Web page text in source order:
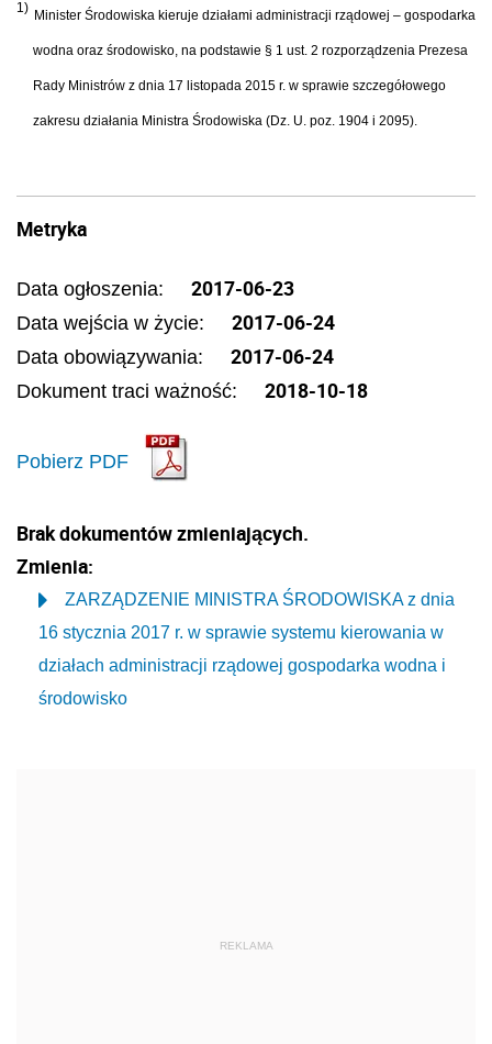
1) Minister Środowiska kieruje działami administracji rządowej – gospodarka
wodna oraz środowisko, na podstawie § 1 ust. 2 rozporządzenia Prezesa
Rady Ministrów z dnia 17 listopada 2015 r. w sprawie szczegółowego
zakresu działania Ministra Środowiska (Dz. U. poz. 1904 i 2095).
Metryka
Data ogłoszenia: 2017-06-23
Data wejścia w życie: 2017-06-24
Data obowiązywania: 2017-06-24
Dokument traci ważność: 2018-10-18
Pobierz PDF
Brak dokumentów zmieniających.
Zmienia:
ZARZĄDZENIE MINISTRA ŚRODOWISKA z dnia
16 stycznia 2017 r. w sprawie systemu kierowania w
działach administracji rządowej gospodarka wodna i
środowisko